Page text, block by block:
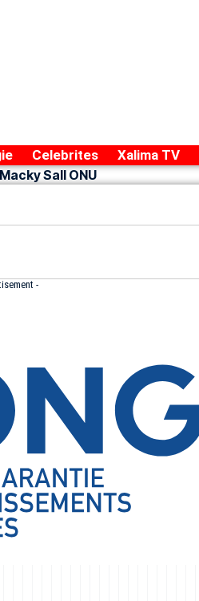
Celebrites Xalima TV
Macky Sall ONU
-